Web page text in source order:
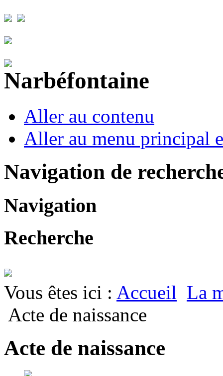
Aller au contenu
Aller au menu principal
Navigation de
Navigation
Recherche
Vous êtes ici : Accueil La
Acte de naissance
Acte de naissance